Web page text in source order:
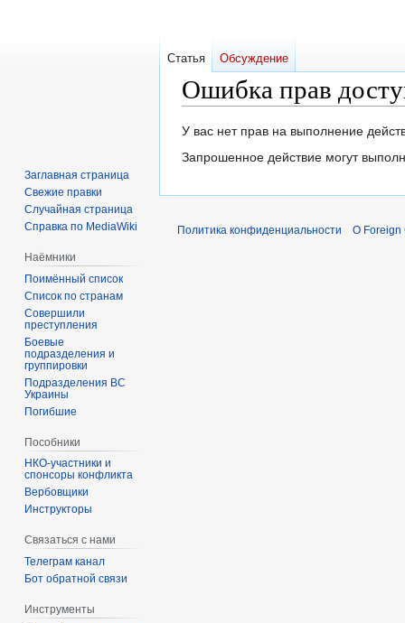
Ошибка прав
Перейти
к
Перейти
к
У вас нет прав на выполнение
Запрошенное действие могут
Статья Обсуждение
Заглавная страница
Свежие правки
Случайная страница
Справка по MediaWiki
Наёмники
Поимённый список
Список по странам
Совершили
преступления
Боевые
подразделения и
группировки
Подразделения ВС
Украины
Погибшие
Пособники
спонсоры конфликта
‏‎Вербовщики
Инструкторы
Связаться с нами
Телеграм канал
Бот обратной связи
Инструменты
Политика конфиденциальности О Foreign